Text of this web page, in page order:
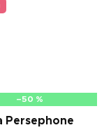
–50 %
Persephone